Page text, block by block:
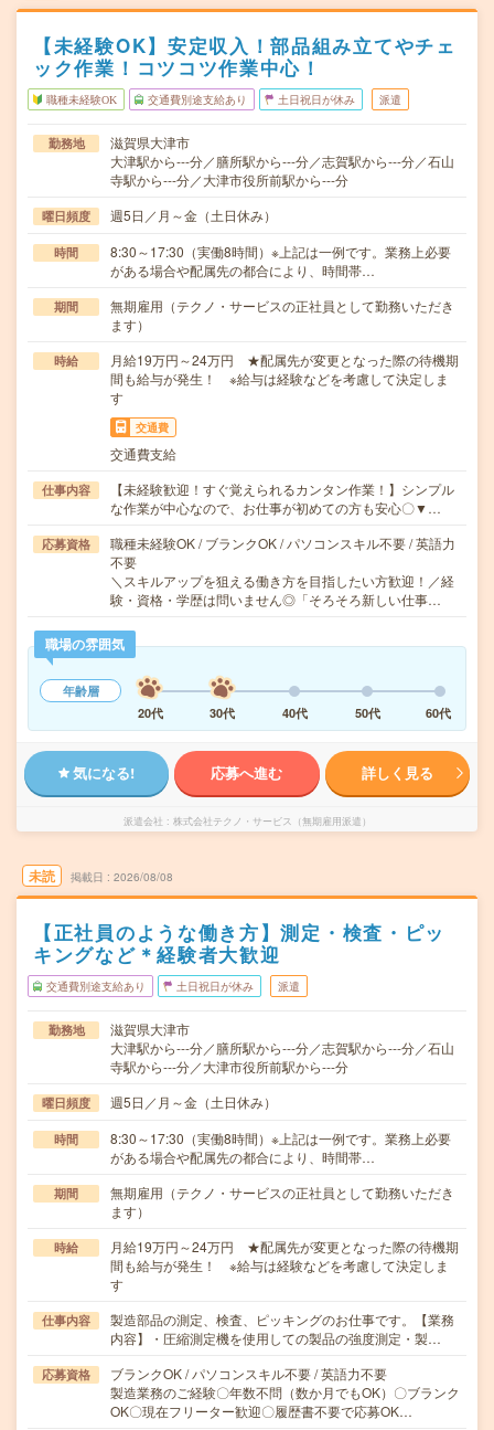
【未経験OK】安定収入！部品組み立てやチェ
ック作業！コツコツ作業中心！
職種未経験OK 交通費別途支給あり 土日祝日が休み 派遣
勤務地
滋賀県大津市
大津駅から---分／膳所駅から---分／志賀駅から---分／石山
寺駅から---分／大津市役所前駅から---分
曜日頻度 週5日／月～金（土日休み）
時間
8:30～17:30（実働8時間）※上記は一例です。業務上必要
がある場合や配属先の都合により、時間帯…
期間
無期雇用（テクノ・サービスの正社員として勤務いただき
ます）
時給
月給19万円～24万円 ★配属先が変更となった際の待機期
間も給与が発生！ ※給与は経験などを考慮して決定しま
す
交通費
交通費支給
仕事内容
【未経験歓迎！すぐ覚えられるカンタン作業！】シンプル
な作業が中心なので、お仕事が初めての方も安心〇▼…
応募資格
職種未経験OK / ブランクOK / パソコンスキル不要 / 英語力
不要
＼スキルアップを狙える働き方を目指したい方歓迎！／経
験・資格・学歴は問いません◎「そろそろ新しい仕事…
職場の雰囲気
年齢層
20代
30代 40代 50代 60代
気になる! 応募へ進む 詳しく見る
派遣会社 株式会社テクノ・サービス（無期雇用派遣）
未読 掲載日 2026/08/08
【正社員のような働き方】測定・検査・ピッ
キングなど＊経験者大歓迎
交通費別途支給あり 土日祝日が休み 派遣
勤務地
滋賀県大津市
大津駅から---分／膳所駅から---分／志賀駅から---分／石山
寺駅から---分／大津市役所前駅から---分
曜日頻度 週5日／月～金（土日休み）
時間
8:30～17:30（実働8時間）※上記は一例です。業務上必要
がある場合や配属先の都合により、時間帯…
期間
無期雇用（テクノ・サービスの正社員として勤務いただき
ます）
時給
月給19万円～24万円 ★配属先が変更となった際の待機期
間も給与が発生！ ※給与は経験などを考慮して決定しま
す
仕事内容
製造部品の測定、検査、ピッキングのお仕事です。【業務
内容】・圧縮測定機を使用しての製品の強度測定・製…
応募資格
ブランクOK / パソコンスキル不要 / 英語力不要
製造業務のご経験〇年数不問（数か月でもOK）〇ブランク
OK〇現在フリーター歓迎〇履歴書不要で応募OK…